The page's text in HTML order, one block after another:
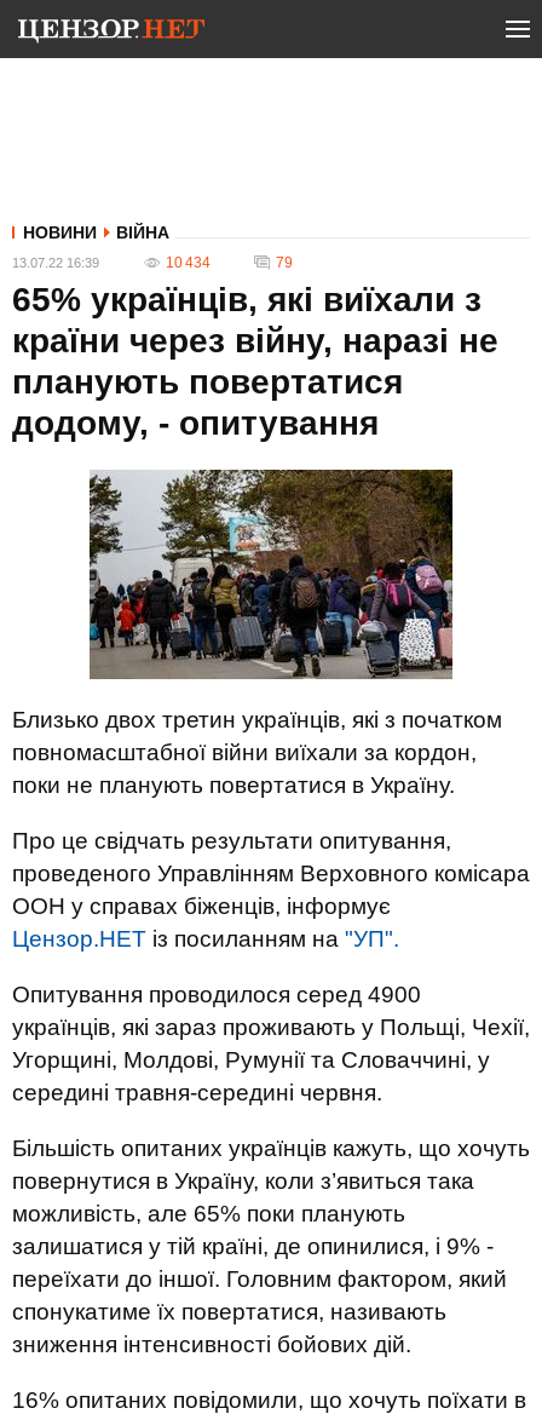
НОВИНИ ВІЙНА
13.07.22 16:39 10 434 79
65% українців, які виїхали з
країни через війну, наразі не
планують повертатися
додому, - опитування
Близько двох третин українців, які з початком
повномасштабної війни виїхали за кордон,
поки не планують повертатися в Україну.
Про це свідчать результати опитування,
проведеного Управлінням Верховного комісара
ООН у справах біженців, інформує
Цензор.НЕТ із посиланням на "УП".
Опитування проводилося серед 4900
українців, які зараз проживають у Польщі, Чехії,
Угорщині, Молдові, Румунії та Словаччині, у
середині травня-середині червня.
Більшість опитаних українців кажуть, що хочуть
повернутися в Україну, коли з’явиться така
можливість, але 65% поки планують
залишатися у тій країні, де опинилися, і 9% -
переїхати до іншої. Головним фактором, який
спонукатиме їх повертатися, називають
зниження інтенсивності бойових дій.
16% опитаних повідомили, що хочуть поїхати в